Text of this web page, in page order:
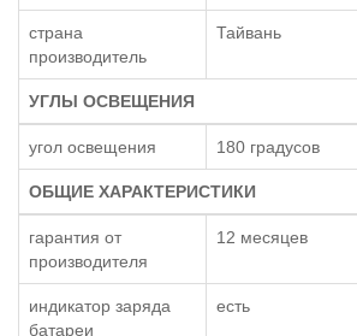
страна
производитель
Тайвань
УГЛЫ ОСВЕЩЕНИЯ
угол освещения 180 градусов
ОБЩИЕ ХАРАКТЕРИСТИКИ
гарантия от
производителя
12 месяцев
индикатор заряда
батареи
есть